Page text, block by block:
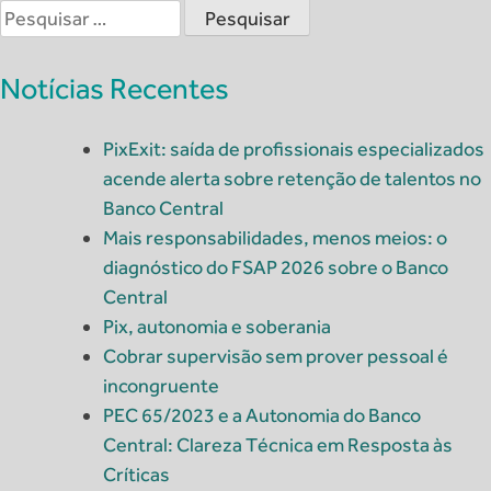
Pesquisar
por:
Notícias Recentes
PixExit: saída de profissionais especializados
acende alerta sobre retenção de talentos no
Banco Central
Mais responsabilidades, menos meios: o
diagnóstico do FSAP 2026 sobre o Banco
Central
Pix, autonomia e soberania
Cobrar supervisão sem prover pessoal é
incongruente
PEC 65/2023 e a Autonomia do Banco
Central: Clareza Técnica em Resposta às
Críticas